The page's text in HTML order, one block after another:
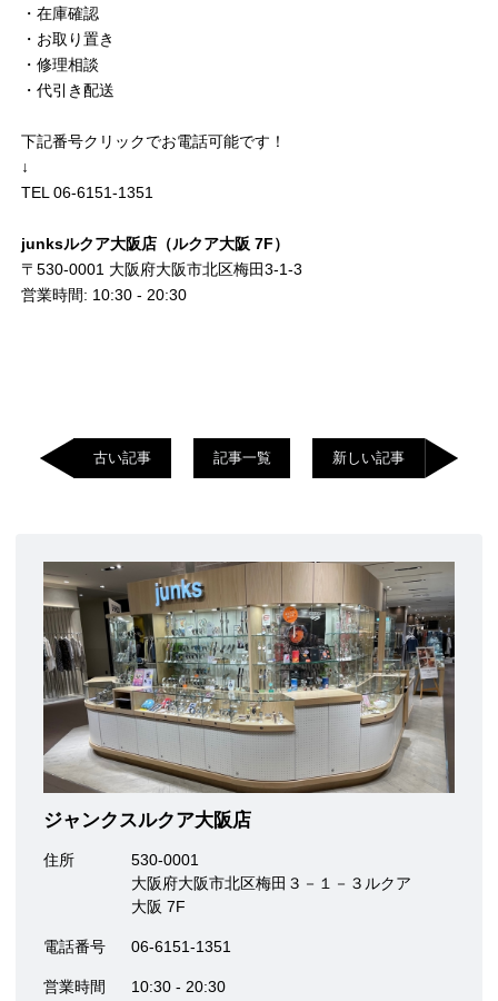
・在庫確認
・お取り置き
・修理相談
・代引き配送
下記番号クリックでお電話可能です！
↓
TEL 06-6151-1351
junksルクア大阪店（ルクア大阪 7F）
〒530-0001 大阪府大阪市北区梅田3-1-3
営業時間: 10:30 - 20:30
古い記事 記事一覧 新しい記事
ジャンクスルクア大阪店
住所
530-0001
大阪府大阪市北区梅田３－１－３ルクア
大阪 7F
電話番号 06-6151-1351
営業時間 10:30 - 20:30